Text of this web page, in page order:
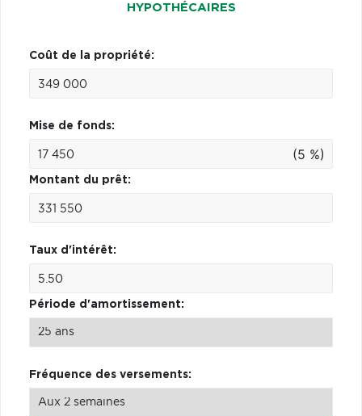
HYPOTHÉCAIRES
Coût de la propriété:
Mise de fonds:
(5 %)
Montant du prêt:
Taux d'intérêt:
Période d'amortissement:
Fréquence des versements: